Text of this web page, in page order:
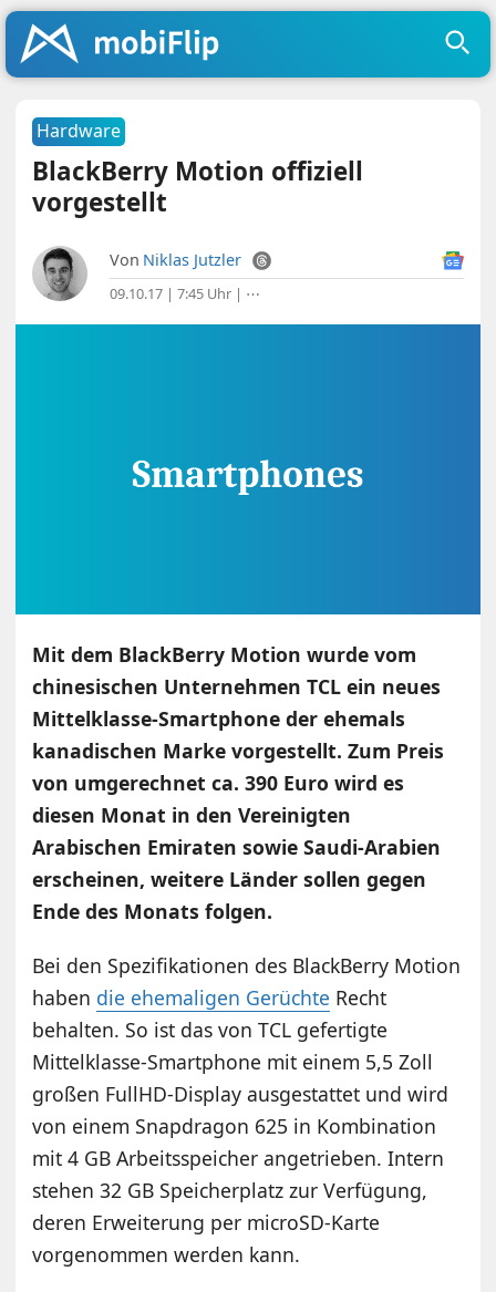
Hardware
BlackBerry Motion offiziell
vorgestellt
Von Niklas Jutzler
09.10.17 | 7:45 Uhr | ⋯
Mit dem BlackBerry Motion wurde vom
chinesischen Unternehmen TCL ein neues
Mittelklasse-Smartphone der ehemals
kanadischen Marke vorgestellt. Zum Preis
von umgerechnet ca. 390 Euro wird es
diesen Monat in den Vereinigten
Arabischen Emiraten sowie Saudi-Arabien
erscheinen, weitere Länder sollen gegen
Ende des Monats folgen.
Bei den Spezifikationen des BlackBerry Motion
haben die ehemaligen Gerüchte Recht
behalten. So ist das von TCL gefertigte
Mittelklasse-Smartphone mit einem 5,5 Zoll
großen FullHD-Display ausgestattet und wird
von einem Snapdragon 625 in Kombination
mit 4 GB Arbeitsspeicher angetrieben. Intern
stehen 32 GB Speicherplatz zur Verfügung,
deren Erweiterung per microSD-Karte
vorgenommen werden kann.